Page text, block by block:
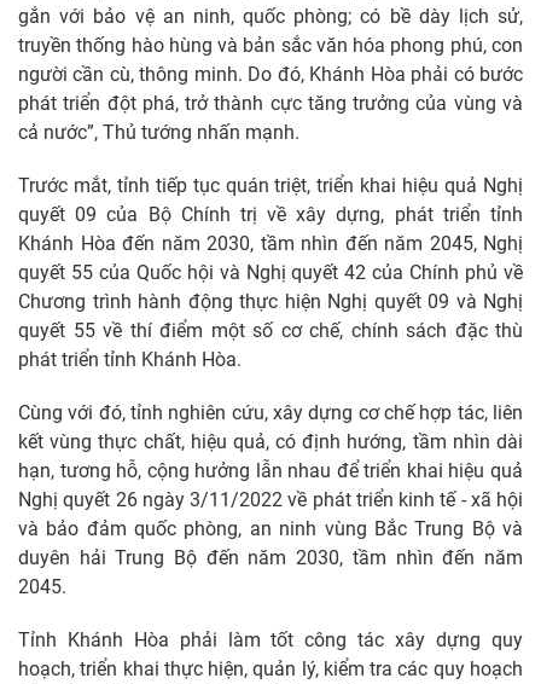
gắn với bảo vệ an ninh, quốc phòng; có bề dày lịch sử,
truyền thống hào hùng và bản sắc văn hóa phong phú, con
người cần cù, thông minh. Do đó, Khánh Hòa phải có bước
phát triển đột phá, trở thành cực tăng trưởng của vùng và
cả nước”, Thủ tướng nhấn mạnh.
Trước mắt, tỉnh tiếp tục quán triệt, triển khai hiệu quả Nghị
quyết 09 của Bộ Chính trị về xây dựng, phát triển tỉnh
Khánh Hòa đến năm 2030, tầm nhìn đến năm 2045, Nghị
quyết 55 của Quốc hội và Nghị quyết 42 của Chính phủ về
Chương trình hành động thực hiện Nghị quyết 09 và Nghị
quyết 55 về thí điểm một số cơ chế, chính sách đặc thù
phát triển tỉnh Khánh Hòa.
Cùng với đó, tỉnh nghiên cứu, xây dựng cơ chế hợp tác, liên
kết vùng thực chất, hiệu quả, có định hướng, tầm nhìn dài
hạn, tương hỗ, cộng hưởng lẫn nhau để triển khai hiệu quả
Nghị quyết 26 ngày 3/11/2022 về phát triển kinh tế - xã hội
và bảo đảm quốc phòng, an ninh vùng Bắc Trung Bộ và
duyên hải Trung Bộ đến năm 2030, tầm nhìn đến năm
2045.
Tỉnh Khánh Hòa phải làm tốt công tác xây dựng quy
hoạch, triển khai thực hiện, quản lý, kiểm tra các quy hoạch